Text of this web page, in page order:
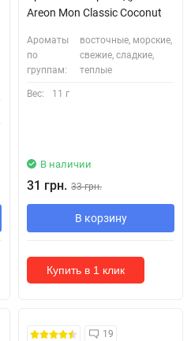
Areon Mon Classic Coconut
Ароматы
по
группам:
восточные, морские,
свежие, сладкие,
теплые
Вес: 11 г
В наличии
31 грн. 33 грн.
В корзину
Купить в 1 клик
19